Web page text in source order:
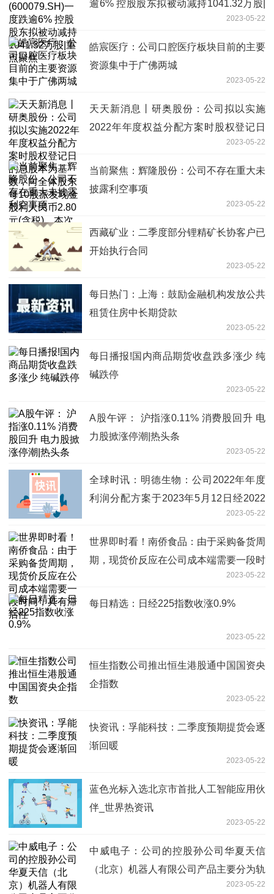
逾6% 控股股东拟被动减持1041.32万股|
2023-05-22
皓宸医疗：公司口腔医疗板块目前的主要
资源集中于广佛两城
2023-05-22
天天新消息丨研奥股份：公司拟以实施
2022年年度权益分配方案时股权登记日
的总股本为基数，向全体股东每10股派
发现金股利人民币2.80元(含税)，本次分
配不转增不送红股
2023-05-22
当前聚焦：辉隆股份：公司不存在重大未
披露利空事项
2023-05-22
西藏矿业：二季度部分锂精矿长协客户已
开始执行合同
2023-05-22
每日热门：上海：鼓励金融机构发放公共
租赁住房中长期贷款
2023-05-22
每日播报!国内商品期货收盘跌多涨少 纯
碱跌停
2023-05-22
A股午评： 沪指涨0.11% 消费股回升 电
力股掀涨停潮|热头条
2023-05-22
全球时讯：明德生物：公司2022年年度
利润分配方案于2023年5月12日经2022
2023-05-22
世界即时看！南侨食品：由于采购备货周
期，现货价反应在公司成本端需要一段时
2023-05-22
每日精选：日经225指数收涨0.9%
2023-05-22
恒生指数公司推出恒生港股通中国国资央
企指数
2023-05-22
快资讯：孚能科技：二季度预期提货会逐
渐回暖
2023-05-22
蓝色光标入选北京市首批人工智能应用伙
伴_世界热资讯
2023-05-22
中威电子：公司的控股孙公司华夏天信
（北京）机器人有限公司产品主要分为轨
道式机器人、仿生机器人和全地形机器人
2023-05-22